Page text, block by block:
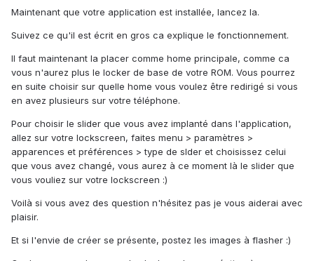
Maintenant que votre application est installée, lancez la.
Suivez ce qu'il est écrit en gros ca explique le fonctionnement.
Il faut maintenant la placer comme home principale, comme ca
vous n'aurez plus le locker de base de votre ROM. Vous pourrez
en suite choisir sur quelle home vous voulez être redirigé si vous
en avez plusieurs sur votre téléphone.
Pour choisir le slider que vous avez implanté dans l'application,
allez sur votre lockscreen, faites menu > paramètres >
apparences et préférences > type de slder et choisissez celui
que vous avez changé, vous aurez à ce moment là le slider que
vous vouliez sur votre lockscreen :)
Voilà si vous avez des question n'hésitez pas je vous aiderai avec
plaisir.
Et si l'envie de créer se présente, postez les images à flasher :)